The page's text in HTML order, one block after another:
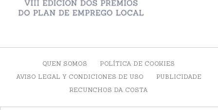
QUEN SOMOS
POLÍTICA DE COOKIES
AVISO LEGAL Y CONDICIONES DE USO
PUBLICIDADE
RECUNCHOS DA COSTA